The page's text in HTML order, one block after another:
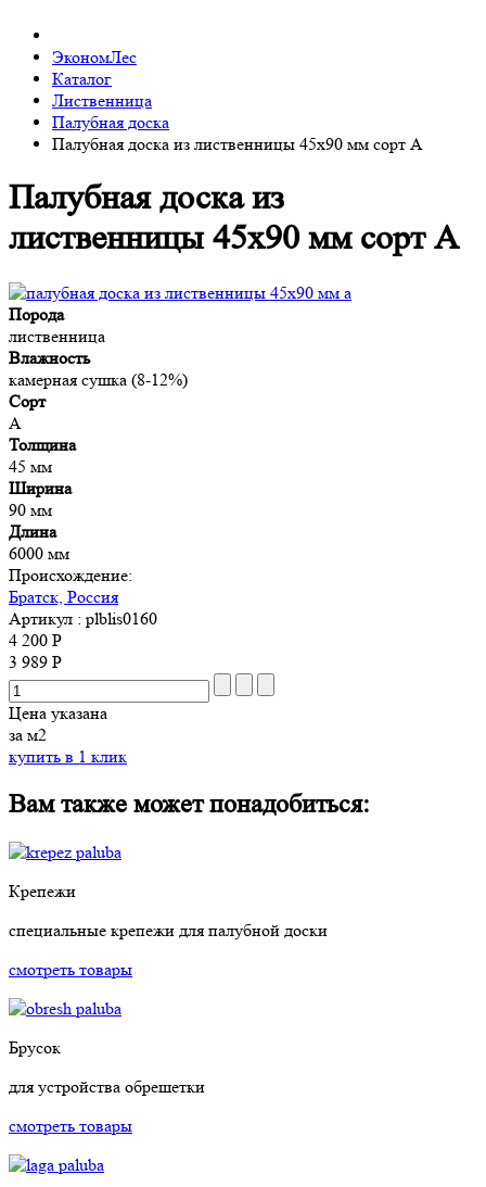
ЭкономЛес
Каталог
Лиственница
Палубная доска
Палубная доска из лиственницы 45x90 мм сорт A
Палубная доска из
лиственницы 45x90 мм сорт A
Порода
лиственница
Влажность
камерная сушка (8-12%)
Сорт
A
Толщина
45 мм
Ширина
90 мм
Длина
6000 мм
Происхождение:
Братск, Россия
Артикул : plblis0160
4 200 Р
3 989 Р
Цена указана
за м2
купить в 1 клик
Вам также может понадобиться:
Крепежи
специальные крепежи для палубной доски
смотреть товары
Брусок
для устройства обрешетки
смотреть товары